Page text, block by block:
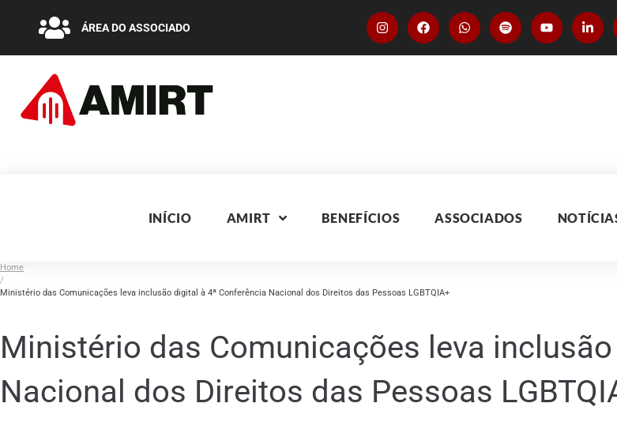
ÁREA DO ASSOCIADO
INÍCIO AMIRT BENEFÍCIOS ASSOCIADOS
Home
/
Ministério das Comunicações leva inclusão digital à 4ª Conferência Nacional dos Direitos das Pessoas LGBTQIA+
Ministério das Comunicações leva
Nacional dos Direitos das Pessoas